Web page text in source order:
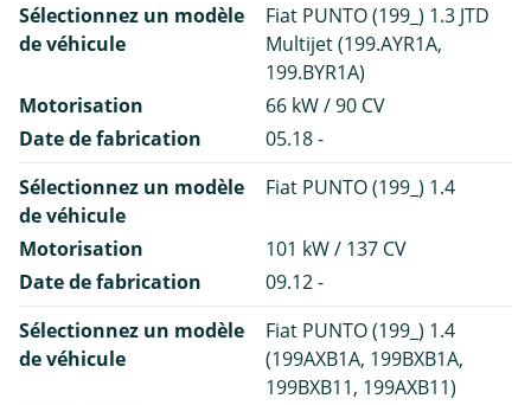
Sélectionnez un modèle
de véhicule
Fiat PUNTO (199_) 1.3 JTD
Multijet (199.AYR1A,
199.BYR1A)
Motorisation
66 kW / 90 CV
Date de fabrication
05.18 -
Sélectionnez un modèle
de véhicule
Fiat PUNTO (199_) 1.4
Motorisation
101 kW / 137 CV
Date de fabrication
09.12 -
Sélectionnez un modèle
de véhicule
Fiat PUNTO (199_) 1.4
(199AXB1A, 199BXB1A,
199BXB11, 199AXB11)